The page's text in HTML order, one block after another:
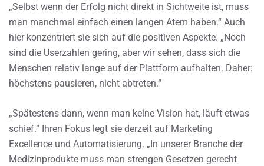
„Selbst wenn der Erfolg nicht direkt in Sichtweite ist, muss
man manchmal einfach einen langen Atem haben.“ Auch
hier konzentriert sie sich auf die positiven Aspekte. „Noch
sind die Userzahlen gering, aber wir sehen, dass sich die
Menschen relativ lange auf der Plattform aufhalten. Daher:
höchstens pausieren, nicht abtreten.“
„Spätestens dann, wenn man keine Vision hat, läuft etwas
schief.“ Ihren Fokus legt sie derzeit auf Marketing
Excellence und Automatisierung. „In unserer Branche der
Medizinprodukte muss man strengen Gesetzen gerecht